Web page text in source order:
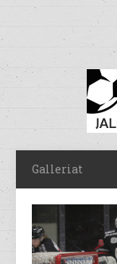
Galleriat